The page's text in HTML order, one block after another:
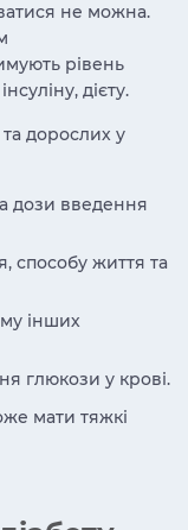
не можна.
рівень
дієту.
та дорослих у
дози введення
способу життя та
інших
глюкози у крові.
мати тяжкі